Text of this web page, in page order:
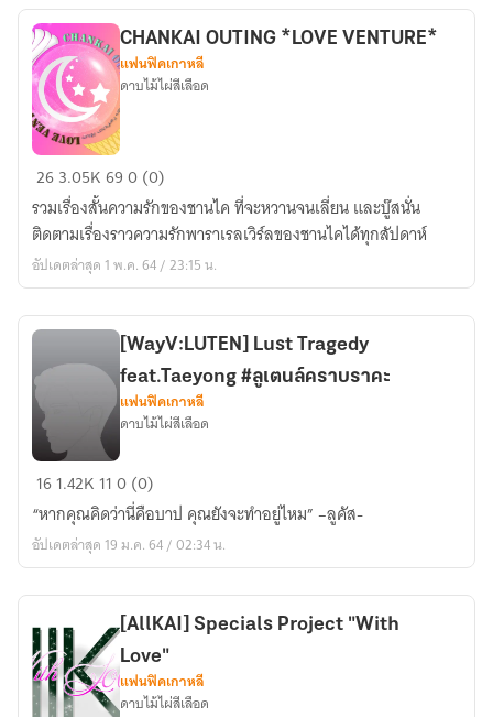
Haul
Garden
War
CHANKAI
OUTING
*LOVE
VENTURE*
CHANKAI OUTING *LOVE VENTURE*
แฟนฟิคเกาหลี
ดาบไม้ไผ่สีเลือด
263.05K690 (0)
รวมเรื่องสั้นความรักของชานไค ที่จะหวานจนเลี่ยน และบู๊สนั่น
ติดตามเรื่องราวความรักพาราเรลเวิร์ลของชานไคได้ทุกสัปดาห์
อัปเดตล่าสุด 1 พ.ค. 64 / 23:15 น.
[WayV:LUTEN]
Tragedy
feat.Taeyong
นล์
คราบ
ราคะ
[WayV:LUTEN] Lust Tragedy
feat.Taeyong #ลูเตนล์คราบราคะ
แฟนฟิคเกาหลี
ดาบไม้ไผ่สีเลือด
161.42K 110 (0)
“หากคุณคิดว่านี่คือบาป คุณยังจะทำอยู่ไหม” –ลูคัส-
อัปเดตล่าสุด 19 ม.ค. 64 / 02:34 น.
[AllKAI] Specials Project "With
Love"
แฟนฟิคเกาหลี
ดาบไม้ไผ่สีเลือด